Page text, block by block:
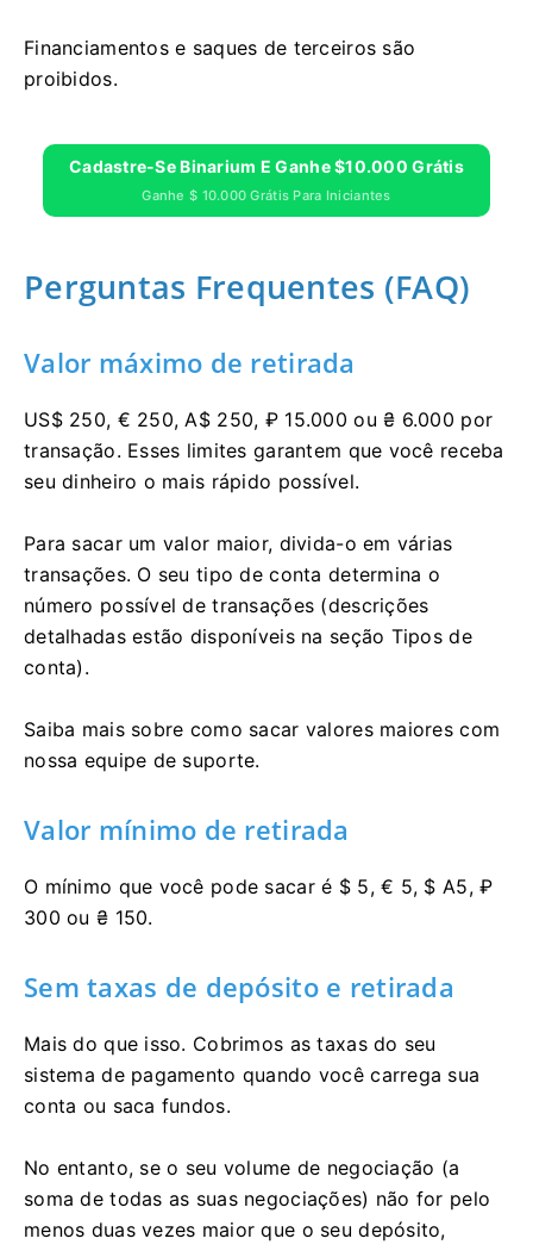
Financiamentos e saques de terceiros são
proibidos.
Cadastre-Se Binarium E Ganhe $10.000 Grátis
Ganhe $ 10.000 Grátis Para Iniciantes
Perguntas Frequentes (FAQ)
Valor máximo de retirada
US$ 250, € 250, A$ 250, ₽ 15.000 ou ₴ 6.000 por
transação. Esses limites garantem que você receba
seu dinheiro o mais rápido possível.
Para sacar um valor maior, divida-o em várias
transações. O seu tipo de conta determina o
número possível de transações (descrições
detalhadas estão disponíveis na seção Tipos de
conta).
Saiba mais sobre como sacar valores maiores com
nossa equipe de suporte.
Valor mínimo de retirada
O mínimo que você pode sacar é $ 5, € 5, $ A5, ₽
300 ou ₴ 150.
Sem taxas de depósito e retirada
Mais do que isso. Cobrimos as taxas do seu
sistema de pagamento quando você carrega sua
conta ou saca fundos.
No entanto, se o seu volume de negociação (a
soma de todas as suas negociações) não for pelo
menos duas vezes maior que o seu depósito,